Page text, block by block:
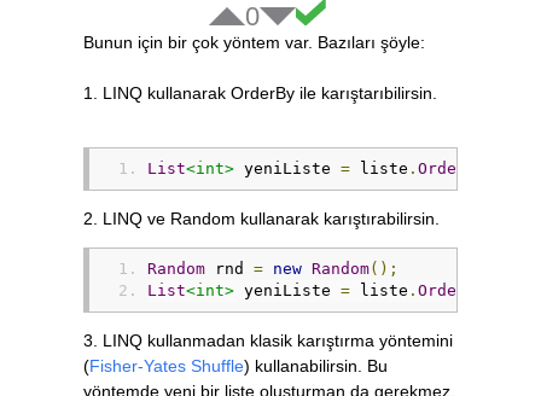
0
Bunun için bir çok yöntem var. Bazıları şöyle:
1. LINQ kullanarak OrderBy ile karıştarıbilirsin.
List<int> yeniListe = liste . OrderBy
2. LINQ ve Random kullanarak karıştırabilirsin.
Random rnd = new Random();
List<int> yeniListe = liste . OrderBy
3. LINQ kullanmadan klasik karıştırma yöntemini
(Fisher-Yates Shuffle) kullanabilirsin. Bu
yöntemde yeni bir liste oluşturman da gerekmez.